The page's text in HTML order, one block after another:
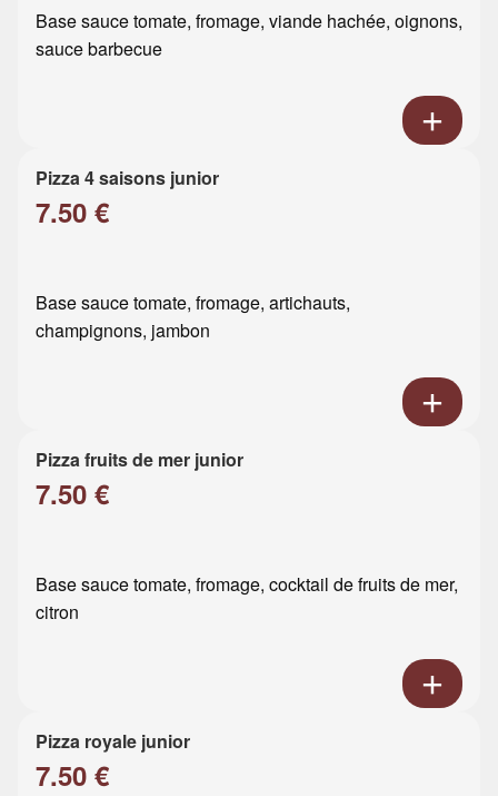
Base sauce tomate, fromage, viande hachée, oignons,
sauce barbecue
Pizza 4 saisons junior
7.50 €
Base sauce tomate, fromage, artichauts,
champignons, jambon
Pizza fruits de mer junior
7.50 €
Base sauce tomate, fromage, cocktail de fruits de mer,
citron
Pizza royale junior
7.50 €